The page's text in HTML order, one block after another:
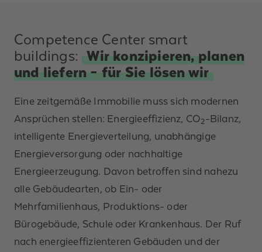
Competence Center smart
buildings: Wir konzipieren, planen
und liefern – für Sie lösen wir
Eine zeitgemäße Immobilie muss sich modernen
Ansprüchen stellen: Energieeffizienz, CO2-Bilanz,
intelligente Energieverteilung, unabhängige
Energieversorgung oder nachhaltige
Energieerzeugung. Davon betroffen sind nahezu
alle Gebäudearten, ob Ein- oder
Mehrfamilienhaus, Produktions- oder
Bürogebäude, Schule oder Krankenhaus. Der Ruf
nach energieeffizienteren Gebäuden und der